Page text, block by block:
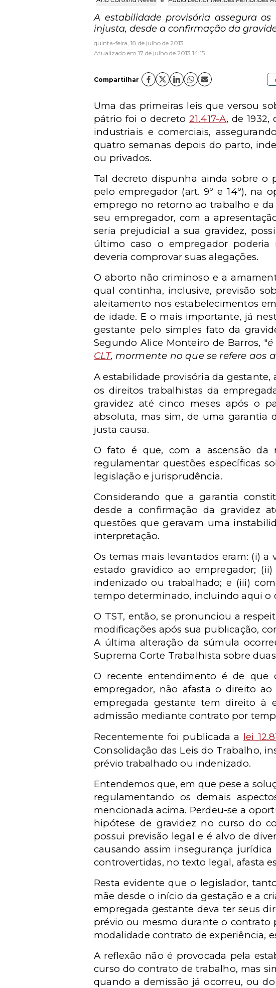
A estabilidade provisória assegura
injusta, desde a confirmação da
quinta-feira, 18 de julho de 2013
Atualizado em 17 de julho de 2013 14:15
Compartilhar
Uma das primeiras leis que versou
pátrio foi o decreto 21.417-A, de
industriais e comerciais,
quatro semanas depois do parto,
ou privados.
Tal decreto dispunha ainda sobre o
pelo empregador (art. 9º e 14º), na
emprego no retorno ao trabalho e
seu empregador, com a
seria prejudicial a sua gravidez,
último caso o empregador
deveria comprovar suas alegações.
O aborto não criminoso e a
qual continha, inclusive, previsão
aleitamento nos estabelecimentos
de idade. E o mais importante, já
gestante pelo simples fato da
Segundo Alice Monteiro de Barros, "é
CLT, mormente no que se refere aos
A estabilidade provisória da
os direitos trabalhistas da
gravidez até cinco meses após o
absoluta, mas sim, de uma garantia
justa causa.
O fato é que, com a ascensão da
regulamentar questões específicas
legislação e jurisprudência.
Considerando que a garantia
desde a confirmação da gravidez
questões que geravam uma
interpretação.
Os temas mais levantados eram: (i)
estado gravídico ao empregador;
indenizado ou trabalhado; e (iii)
tempo determinado, incluindo aqui o
O TST, então, se pronunciou a
modificações após sua publicação,
A última alteração da súmula
Suprema Corte Trabalhista sobre
O recente entendimento é de que
empregador, não afasta o direito
empregada gestante tem direito à
admissão mediante contrato por
Recentemente foi publicada a lei
Consolidação das Leis do Trabalho,
prévio trabalhado ou indenizado.
Entendemos que, em que pese a
regulamentando os demais
mencionada acima. Perdeu-se a
hipótese de gravidez no curso do
possui previsão legal e é alvo de
causando assim insegurança
controvertidas, no texto legal, afasta
Resta evidente que o legislador,
mãe desde o início da gestação e a
empregada gestante deva ter seus
prévio ou mesmo durante o contrato
modalidade contrato de experiência,
A reflexão não é provocada pela
curso do contrato de trabalho, mas
quando a demissão já ocorreu, ou